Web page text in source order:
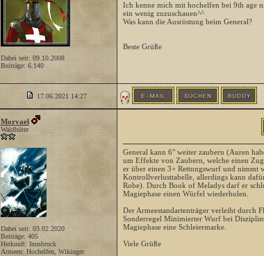
Dabei seit: 09.10.2008
Beiträge: 6.140
Ich kenne mich mit hochelfen bei 9th age
ein wenig zuzuschauen^^
Was kann die Ausrüstung beim General?
Beste Grüße
17.06.2021 14:27
Morvael
Waldhüter
Dabei seit: 03.02.2020
Beiträge: 405
Herkunft: Innsbruck
Armeen: Hochelfen, Wikinger
General kann 6" weiter zaubern (Auren
um Effekte von Zaubern, welche einen
er über einen 3+ Rettungswurf und nimmt
Kontrollverlusttabelle, allerdings kann
Robe). Durch Book of Meladys darf er
Magiephase einen Würfel wiederholen.
Der Armeestandartenträger verleiht durch
Sonderregel Minimierter Wurf bei
Magiephase eine Schleiermarke.
Viele Grüße